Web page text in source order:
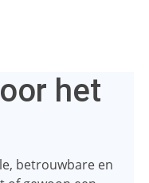
het
betrouwbare en